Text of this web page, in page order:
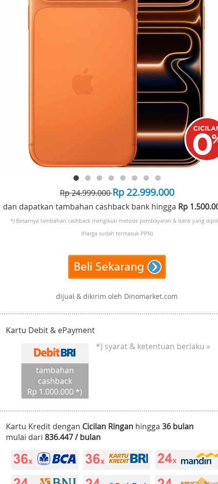
Rp 24.999.000Rp 22.999.000
dan dapatkan tambahan cashback bank hingga Rp
*) Besarnya tambahan cashback mengikuti metode pembayaran & bank yang
(Harga sudah termasuk PPN)
dijual & dikirim oleh Dinomarket.com
Kartu Debit & ePayment
tambahan
cashback
Rp 1.000.000 *)
*) syarat & ketentuan berlaku »
Kartu Kredit dengan Cicilan Ringan hingga 36 bulan
mulai dari 836.447 / bulan